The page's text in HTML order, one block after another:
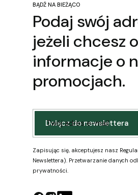
BĄDŹ NA BIEŻĄCO
Podaj swój
jeżeli chcesz
informacje o
promocjach.
Twój adres e-mail
Dołącz do newslettera
Zapisując się, akceptujesz nasz
Newslettera). Przetwarzanie danych
prywatności.